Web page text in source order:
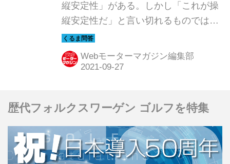
解説
縦安定性」がある。しかし「これが操
縦安定性だ」と言い切れるものではな
く、ボディやサスペンションなどの複
合的な要因で決まる。そしてクルマの
使用用途によって求められるものが違
Webモーターマガジン編集部
歴代フォルクスワーゲン ゴルフを特集